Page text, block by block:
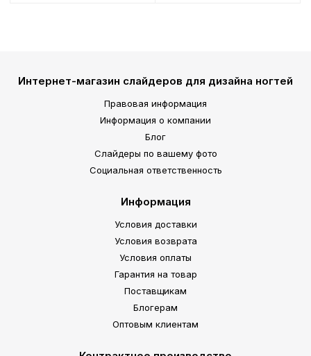
Интернет-магазин слайдеров для дизайна ногтей
Правовая информация
Информация о компании
Блог
Слайдеры по вашему фото
Социальная ответственность
Информация
Условия доставки
Условия возврата
Условия оплаты
Гарантия на товар
Поставщикам
Блогерам
Оптовым клиентам